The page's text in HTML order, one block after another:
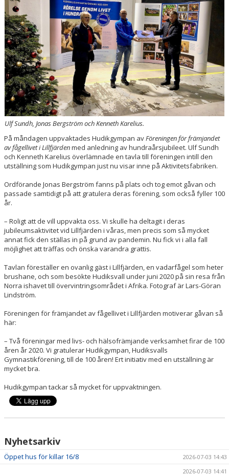
HYRA/BOKNING
KLÄDBESTÄLLNING
LEDARE
GDPR
VÅR HISTORIA
PRESS
Ulf Sundh, Jonas Bergström och Kenneth Karelius.
På måndagen uppvaktades Hudikgympan avFöreningen för främjandet
av fågellivet i Lillfjärdenmed anledning av hundraårsjubileet. Ulf Sundh
och Kenneth Karelius överlämnade en tavla till föreningen intill den
utställning som Hudikgympan just nu visar inne på Aktivitetsfabriken.
Ordförande Jonas Bergström fanns på plats och tog emot gåvan och
passade samtidigt på att gratulera deras förening, som också fyller 100
år.
– Roligt att de vill uppvakta oss. Vi skulle ha deltagit i deras
jubileumsaktivitet vid Lillfjärden i våras, men precis som så mycket
annat fick den ställas in på grund av pandemin. Nu fick vi i alla fall
möjlighet att träffas och önska varandra grattis.
Tavlan föreställer en ovanlig gäst i Lillfjärden, en vadarfågel som heter
brushane, och som besökte Hudiksvall under juni 2020 på sin resa från
Norra ishavet till övervintringsområdet i Afrika. Fotograf är Lars-Göran
Lindström.
Föreningen för främjandet av fågellivet i Lillfjärden motiverar gåvan så
här:
– Två föreningar med livs- och hälsofrämjande verksamhet firar de 100
åren år 2020. Vi gratulerar Hudikgympan, Hudiksvalls
Gymnastikförening, till de 100 åren! Ert initiativ med en utställning är
mycket bra.
Hudikgympan tackar så mycket för uppvaktningen.
Nyhetsarkiv
Öppet hus för killar 16/8
2026-07-03 14:43
2026-07-03 14:41